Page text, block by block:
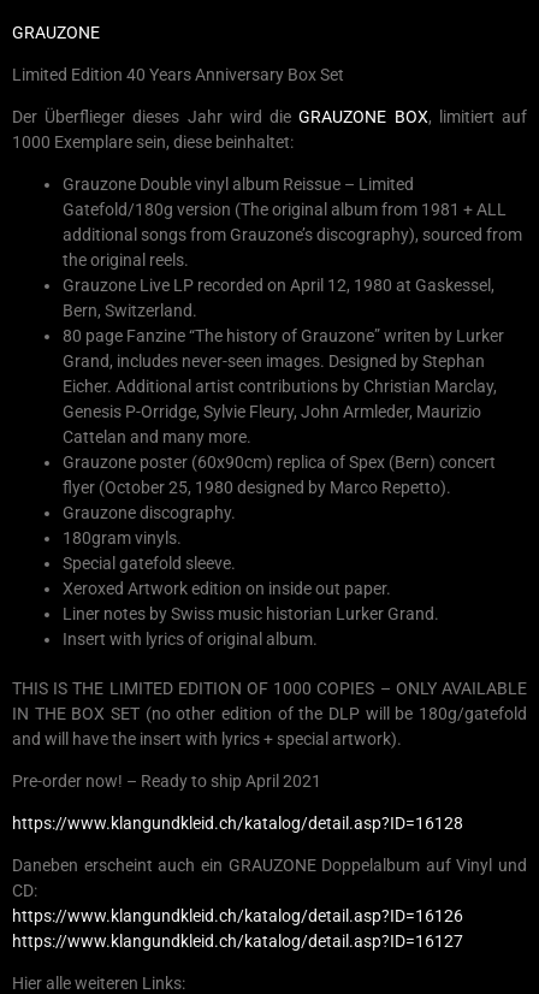
GRAUZONE
Limited Edition 40 Years Anniversary Box Set
Der Überflieger dieses Jahr wird dieGRAUZONE BOX, limitiert auf
1000 Exemplare sein, diese beinhaltet:
Grauzone Double vinyl album Reissue – Limited
Gatefold/180g version (The original album from 1981 + ALL
additional songs from Grauzone’s discography), sourced from
the original reels.
Grauzone Live LP recorded on April 12, 1980 at Gaskessel,
Bern, Switzerland.
80 page Fanzine “The history of Grauzone” writen by Lurker
Grand, includes never-seen images. Designed by Stephan
Eicher. Additional artist contributions by Christian Marclay,
Genesis P-Orridge, Sylvie Fleury, John Armleder, Maurizio
Cattelan and many more.
Grauzone poster (60x90cm) replica of Spex (Bern) concert
flyer (October 25, 1980 designed by Marco Repetto).
Grauzone discography.
180gram vinyls.
Special gatefold sleeve.
Xeroxed Artwork edition on inside out paper.
Liner notes by Swiss music historian Lurker Grand.
Insert with lyrics of original album.
THIS IS THE LIMITED EDITION OF 1000 COPIES – ONLY AVAILABLE
IN THE BOX SET (no other edition of the DLP will be 180g/gatefold
and will have the insert with lyrics + special artwork).
Pre-order now! – Ready to ship April 2021
https://www.klangundkleid.ch/katalog/detail.asp?ID=16128
Daneben erscheint auch ein GRAUZONE Doppelalbum auf Vinyl und
CD:
https://www.klangundkleid.ch/katalog/detail.asp?ID=16126
https://www.klangundkleid.ch/katalog/detail.asp?ID=16127
Hier alle weiteren Links: